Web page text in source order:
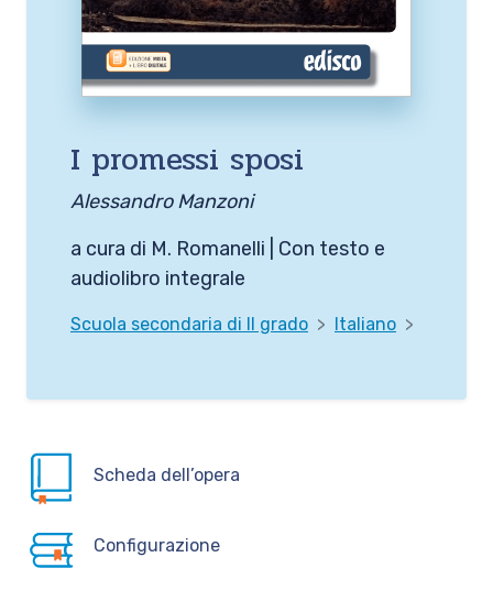
I promessi sposi
Alessandro Manzoni
a cura di M. Romanelli | Con testo e
audiolibro integrale
Scuola secondaria di II grado Italiano
Scheda dell’opera
Configurazione